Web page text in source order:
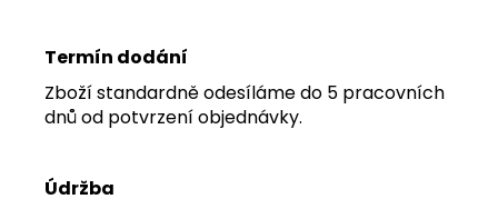
Termín dodání
Zboží standardně odesíláme do 5 pracovních
dnů od potvrzení objednávky.
Údržba